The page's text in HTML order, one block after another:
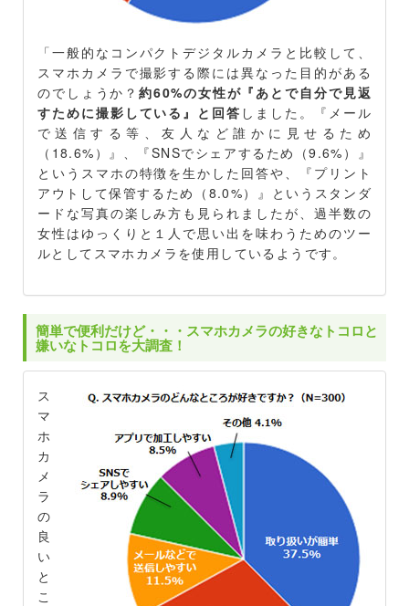
「一般的なコンパクトデジタルカメラと比較して、
スマホカメラで撮影する際には異なった目的がある
のでしょうか？約60%の女性が『あとで自分で見返
すために撮影している』と回答 しました。『メール
で送信する等、友人など誰かに見せるため
（18.6%）』、『SNSでシェアするため（9.6%）』
というスマホの特徴を生かした回答や、『プリント
アウトして保管するため（8.0%）』というスタンダ
ードな写真の楽しみ方も見られましたが、過半数の
女性はゆっくりと１人で思い出を味わうためのツー
ルとしてスマホカメラを使用しているようです。
簡単で便利だけど・・・スマホカメラの好きなトコロと
嫌いなトコロを大調査！
ス
マ
ホ
カ
メ
ラ
の
良
い
と
こ